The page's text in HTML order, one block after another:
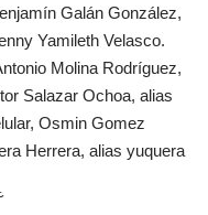
Galán González,
Yamileth Velasco.
Molina Rodríguez,
Salazar Ochoa, alias
Osmin Gomez
Herrera, alias yuquera